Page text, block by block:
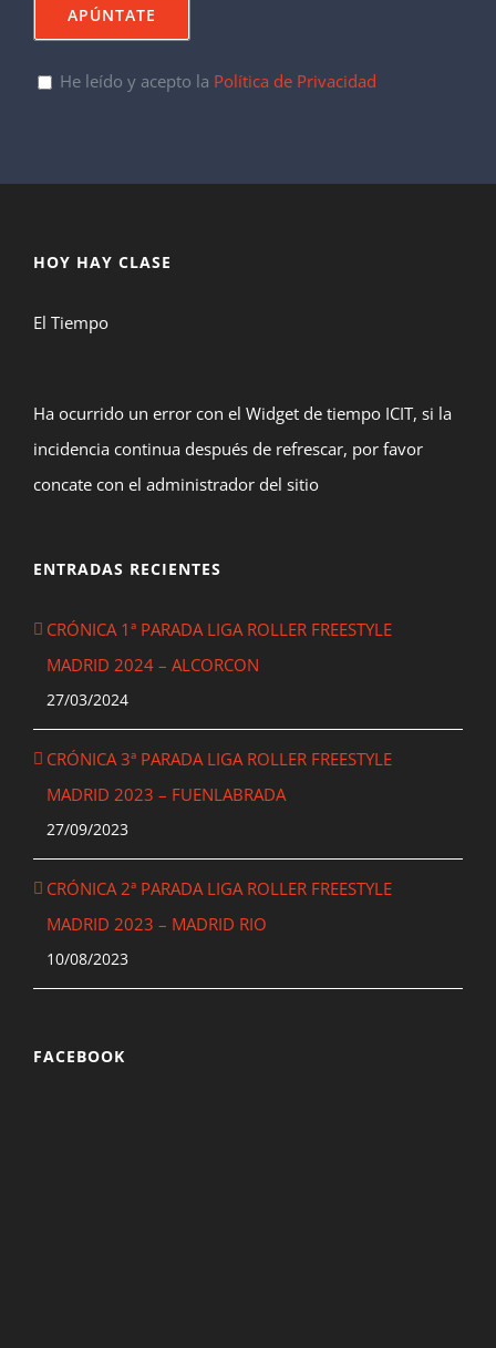
He leído y acepto la Política de Privacidad
HOY HAY CLASE
El Tiempo
Ha ocurrido un error con el Widget de tiempo ICIT, si la
incidencia continua después de refrescar, por favor
concate con el administrador del sitio
ENTRADAS RECIENTES
CRÓNICA 1ª PARADA LIGA ROLLER FREESTYLE
MADRID 2024 – ALCORCON
27/03/2024
CRÓNICA 3ª PARADA LIGA ROLLER FREESTYLE
MADRID 2023 – FUENLABRADA
27/09/2023
CRÓNICA 2ª PARADA LIGA ROLLER FREESTYLE
MADRID 2023 – MADRID RIO
10/08/2023
FACEBOOK